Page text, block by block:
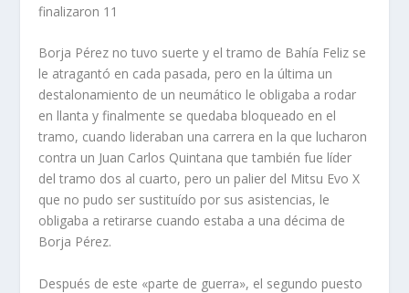
finalizaron 11
Borja Pérez no tuvo suerte y el tramo de Bahía Feliz se
le atragantó en cada pasada, pero en la última un
destalonamiento de un neumático le obligaba a rodar
en llanta y finalmente se quedaba bloqueado en el
tramo, cuando lideraban una carrera en la que lucharon
contra un Juan Carlos Quintana que también fue líder
del tramo dos al cuarto, pero un palier del Mitsu Evo X
que no pudo ser sustituído por sus asistencias, le
obligaba a retirarse cuando estaba a una décima de
Borja Pérez.
Después de este «parte de guerra», el segundo puesto